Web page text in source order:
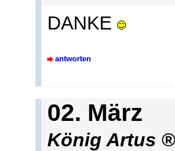
DANKE
antworten
02. März
König Artus